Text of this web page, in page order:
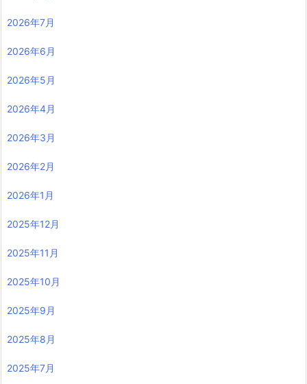
2026年7月
2026年6月
2026年5月
2026年4月
2026年3月
2026年2月
2026年1月
2025年12月
2025年11月
2025年10月
2025年9月
2025年8月
2025年7月